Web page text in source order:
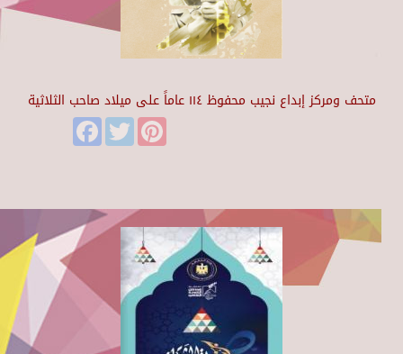
متحف ومركز إبداع نجيب محفوظ ١١٤ عاماً على ميلاد صاحب الثلاثية
FacebookTwitter